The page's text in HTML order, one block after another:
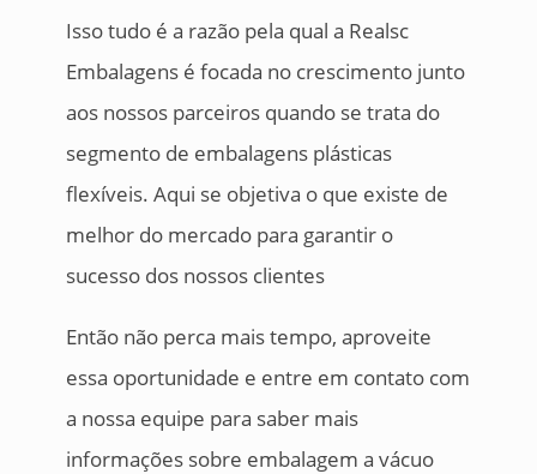
Isso tudo é a razão pela qual a Realsc
Embalagens é focada no crescimento junto
aos nossos parceiros quando se trata do
segmento de embalagens plásticas
flexíveis. Aqui se objetiva o que existe de
melhor do mercado para garantir o
sucesso dos nossos clientes
Então não perca mais tempo, aproveite
essa oportunidade e entre em contato com
a nossa equipe para saber mais
informações sobre embalagem a vácuo